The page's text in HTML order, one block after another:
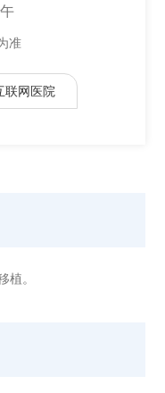
准
联网医院
植。